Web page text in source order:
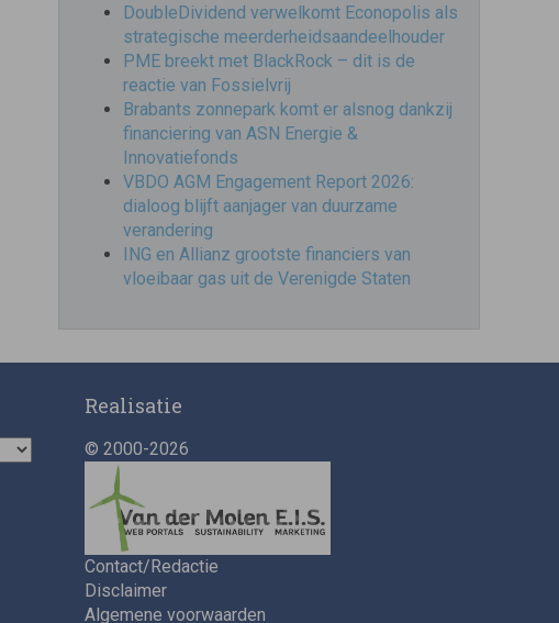
DoubleDividend verwelkomt Econopolis als
strategische meerderheidsaandeelhouder
PME breekt met BlackRock – dit is de
reactie van Fossielvrij
Brabants zonnepark komt er alsnog dankzij
financiering van ASN Energie &
Innovatiefonds
VBDO AGM Engagement Report 2026:
dialoog blijft aanjager van duurzame
verandering
ING en Allianz grootste financiers van
vloeibaar gas uit de Verenigde Staten
Realisatie
© 2000-2026
Contact/Redactie
Disclaimer
Algemene voorwaarden